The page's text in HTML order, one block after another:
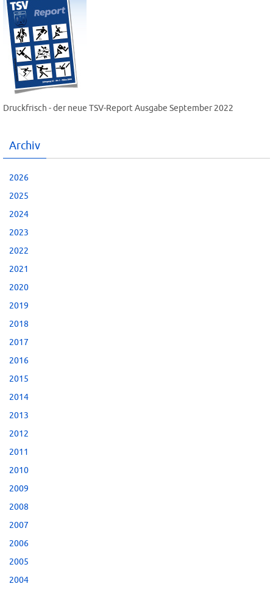
Druckfrisch - der neue TSV-Report Ausgabe September 2022
Archiv
2026
2025
2024
2023
2022
2021
2020
2019
2018
2017
2016
2015
2014
2013
2012
2011
2010
2009
2008
2007
2006
2005
2004